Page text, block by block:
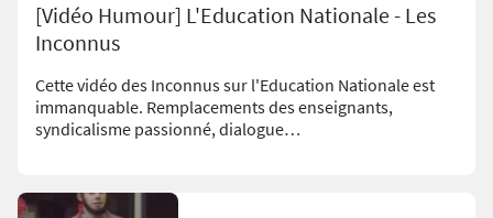
[Vidéo Humour] L'Education Nationale - Les
Inconnus
Cette vidéo des Inconnus sur l'Education Nationale est
immanquable. Remplacements des enseignants,
syndicalisme passionné, dialogue…